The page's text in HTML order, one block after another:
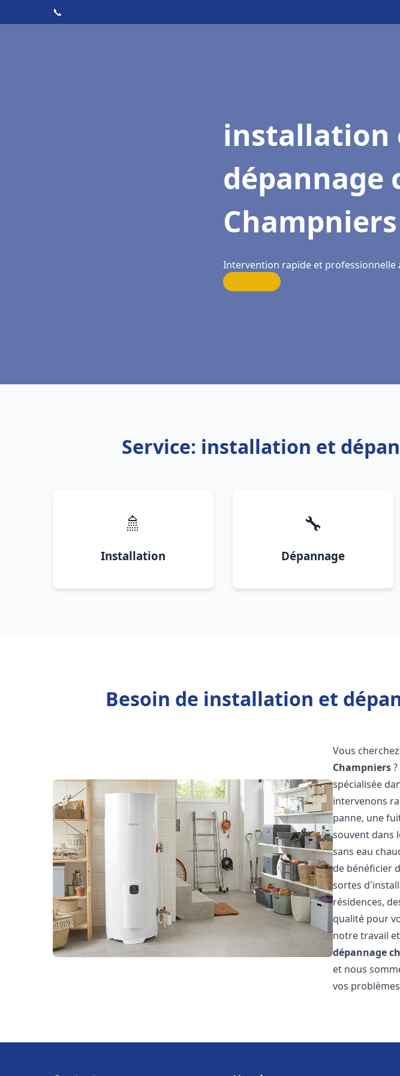
📞
installation
dépannage
Champniers
Intervention rapide et professionnelle
Service: installation et
🚿
Installation
🔧
Dépannage
Besoin de installation et
Vous
Champniers
spécialisée
intervenons
panne, une
souvent dans
sans eau
de bénéficier
sortes
résidences,
qualité pour
notre travail
dépannage
et nous
vos problèmes